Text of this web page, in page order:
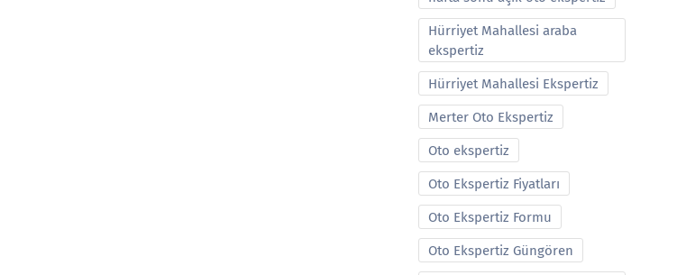
Hürriyet Mahallesi araba
ekspertiz
Hürriyet Mahallesi Ekspertiz
Merter Oto Ekspertiz
Oto ekspertiz
Oto Ekspertiz Fiyatları
Oto Ekspertiz Formu
Oto Ekspertiz Güngören